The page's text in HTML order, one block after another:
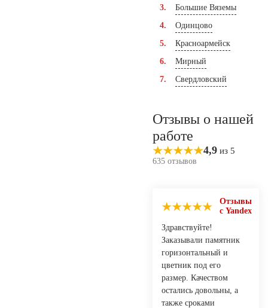
Большие Вяземы
Одинцово
Красноармейск
Мирный
Свердловский
Отзывы о нашей
работе
4,9 из 5
635 отзывов
Отзывы
с Yandex
Здравствуйте!
Заказывали памятник
горизонтальный и
цветник под его
размер. Качеством
остались довольны, а
также сроками